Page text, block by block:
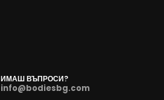
ИМАШ ВЪПРОСИ?
info@bodiesbg.com